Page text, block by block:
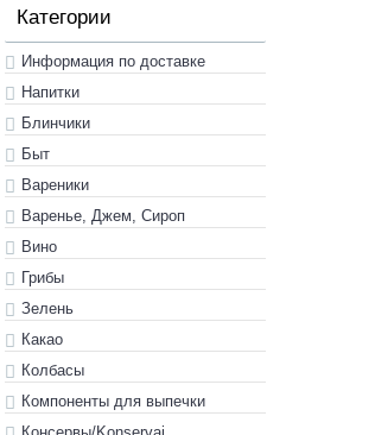
Категории
Информация по доставке
Hапитки
Блинчики
Быт
Вареники
Варенье, Джем, Сироп
Вино
Грибы
Зелень
Какао
Колбасы
Компоненты для выпечки